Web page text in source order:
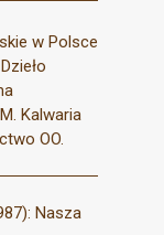
w Polsce
Kalwaria
OO.
Nasza